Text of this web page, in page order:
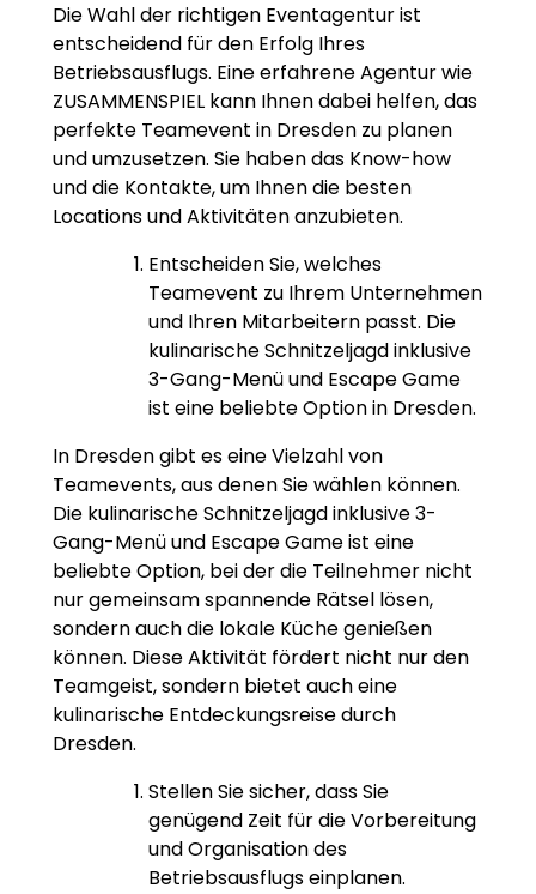
Die Wahl der richtigen Eventagentur ist
entscheidend für den Erfolg Ihres
Betriebsausflugs. Eine erfahrene Agentur wie
ZUSAMMENSPIEL kann Ihnen dabei helfen, das
perfekte Teamevent in Dresden zu planen
und umzusetzen. Sie haben das Know-how
und die Kontakte, um Ihnen die besten
Locations und Aktivitäten anzubieten.
Entscheiden Sie, welches
Teamevent zu Ihrem Unternehmen
und Ihren Mitarbeitern passt. Die
kulinarische Schnitzeljagd inklusive
3-Gang-Menü und Escape Game
ist eine beliebte Option in Dresden.
In Dresden gibt es eine Vielzahl von
Teamevents, aus denen Sie wählen können.
Die kulinarische Schnitzeljagd inklusive 3-
Gang-Menü und Escape Game ist eine
beliebte Option, bei der die Teilnehmer nicht
nur gemeinsam spannende Rätsel lösen,
sondern auch die lokale Küche genießen
können. Diese Aktivität fördert nicht nur den
Teamgeist, sondern bietet auch eine
kulinarische Entdeckungsreise durch
Dresden.
Stellen Sie sicher, dass Sie
genügend Zeit für die Vorbereitung
und Organisation des
Betriebsausflugs einplanen.